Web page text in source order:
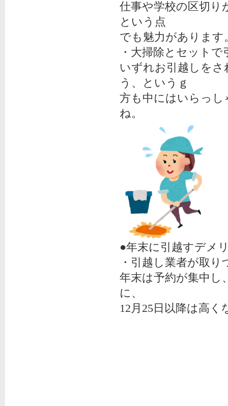
仕事や学校の区切り
という点
でも魅力があります
・大掃除とセット
いずれお引越しを
う、というｇ
方も中にはいらっ
ね。
●年末に引越すデメ
・引越し業者が取
年末は予約が集中し
に、
12月25日以降は高